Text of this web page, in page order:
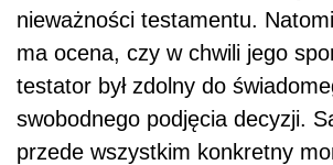
nieważności testamentu.
ma ocena, czy w chwili jego
testator był zdolny do
swobodnego podjęcia decyzji.
przede wszystkim konkretny